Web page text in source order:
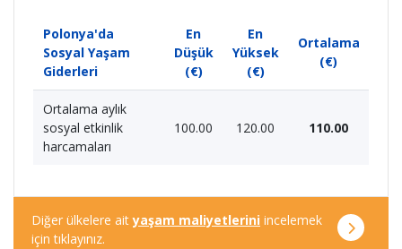
Polonya'da
Sosyal Yaşam
Giderleri
En
Düşük
(€)
En
Yüksek
(€)
Ortalama
(€)
Ortalama aylık
sosyal etkinlik
harcamaları
100.00 120.00 110.00
Diğer ülkelere aityaşam maliyetlerini incelemek
için tıklayınız.